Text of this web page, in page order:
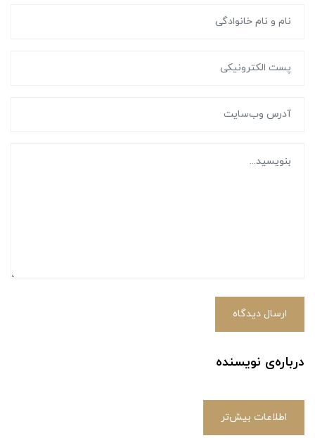
ارسال دیدگاه
درباره‌ی نویسنده
اطلاعات بیش‌تر